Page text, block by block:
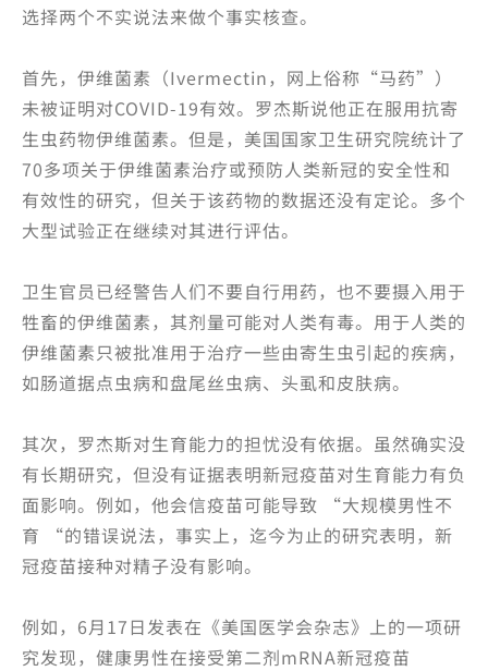
选择两个不实说法来做个事实核查。
首先，伊维菌素（Ivermectin，网上俗称“马药”）
未被证明对COVID-19有效。罗杰斯说他正在服用抗寄
生虫药物伊维菌素。但是，美国国家卫生研究院统计了
70多项关于伊维菌素治疗或预防人类新冠的安全性和
有效性的研究，但关于该药物的数据还没有定论。多个
大型试验正在继续对其进行评估。
卫生官员已经警告人们不要自行用药，也不要摄入用于
牲畜的伊维菌素，其剂量可能对人类有毒。用于人类的
伊维菌素只被批准用于治疗一些由寄生虫引起的疾病，
如肠道据点虫病和盘尾丝虫病、头虱和皮肤病。
其次，罗杰斯对生育能力的担忧没有依据。虽然确实没
有长期研究，但没有证据表明新冠疫苗对生育能力有负
面影响。例如，他会信疫苗可能导致 “大规模男性不
育 “的错误说法，事实上，迄今为止的研究表明，新
冠疫苗接种对精子没有影响。
例如，6月17日发表在《美国医学会杂志》上的一项研
究发现，健康男性在接受第二剂mRNA新冠疫苗